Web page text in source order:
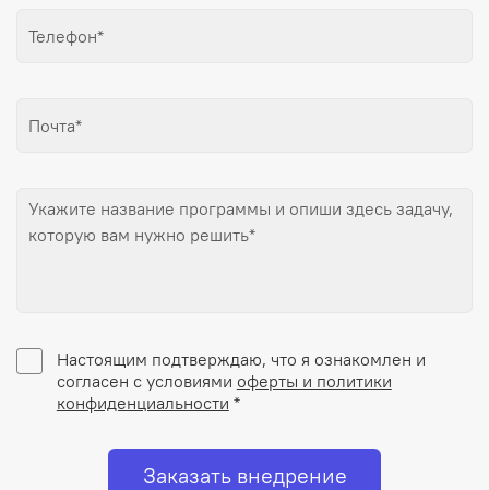
Настоящим подтверждаю, что я ознакомлен и
согласен с условиями оферты и политики
конфиденциальности *
Заказать внедрение